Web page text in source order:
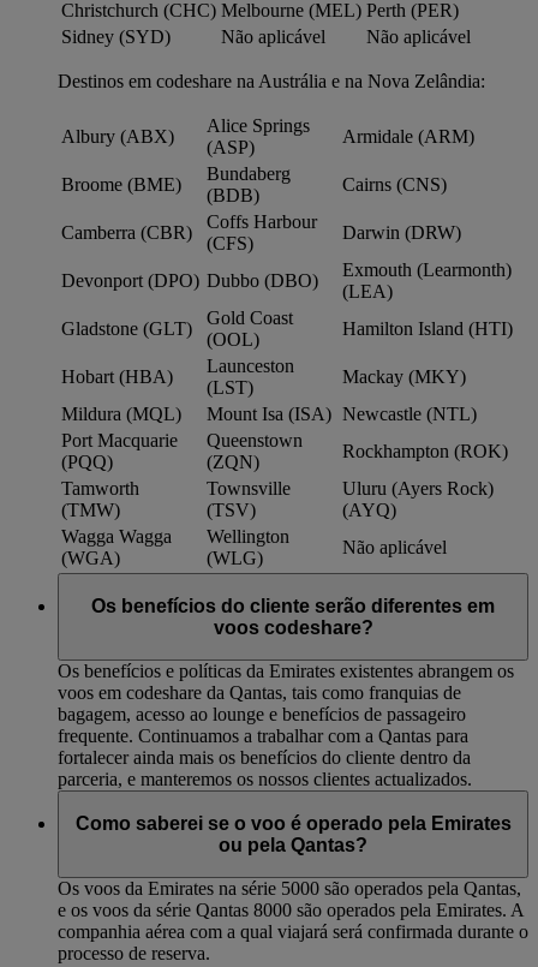
Christchurch (CHC) Melbourne (MEL) Perth (PER)
Sidney (SYD)
Não aplicável Não aplicável
Destinos em codeshare na Austrália e na Nova Zelândia:
Albury (ABX)
Alice Springs
(ASP)
Armidale (ARM)
Broome (BME)
Bundaberg
(BDB)
Cairns (CNS)
Camberra (CBR)
Coffs Harbour
(CFS)
Darwin (DRW)
Devonport (DPO) Dubbo (DBO)
Exmouth (Learmonth)
(LEA)
Gladstone (GLT)
Gold Coast
(OOL)
Hamilton Island (HTI)
Hobart (HBA)
Launceston
(LST)
Mackay (MKY)
Mildura (MQL)
Mount Isa (ISA) Newcastle (NTL)
Port Macquarie
(PQQ)
Queenstown
(ZQN)
Rockhampton (ROK)
Tamworth
(TMW)
Townsville
(TSV)
Uluru (Ayers Rock)
(AYQ)
Wagga Wagga
(WGA)
Wellington
(WLG)
Não aplicável
Os benefícios do cliente serão diferentes em
voos codeshare?
Os benefícios e políticas da Emirates existentes abrangem os
voos em codeshare da Qantas, tais como franquias de
bagagem, acesso ao lounge e benefícios de passageiro
frequente. Continuamos a trabalhar com a Qantas para
fortalecer ainda mais os benefícios do cliente dentro da
parceria, e manteremos os nossos clientes actualizados.
Como saberei se o voo é operado pela Emirates
ou pela Qantas?
Os voos da Emirates na série 5000 são operados pela Qantas,
e os voos da série Qantas 8000 são operados pela Emirates. A
companhia aérea com a qual viajará será confirmada durante o
processo de reserva.